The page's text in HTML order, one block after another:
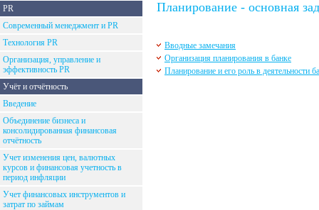
PR
Современный менеджмент и PR
Технология PR
Организация, управление и
эффективность PR
Учёт и отчётность
Введение
Объединение бизнеса и
консолидированная финансовая
отчётность
Учет изменения цен, валютных
курсов и финансовая учетность в
период инфляции
Учет финансовых инструментов и
затрат по займам
Планирование - основная
Вводные замечания
Организация планирования в банке
Планирование и его роль в деятельности